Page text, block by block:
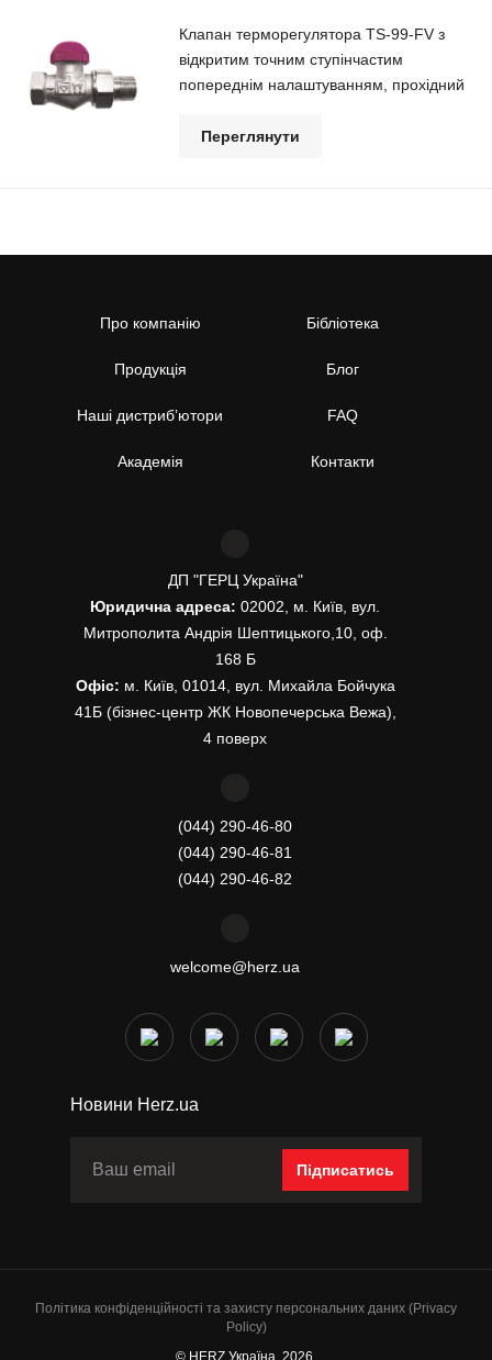
Клапан терморегулятора TS-99-FV з
відкритим точним ступінчастим
попереднім налаштуванням, прохідний
Переглянути
Про компанію
Продукція
Наші дистриб’ютори
Академія
Бібліотека
Блог
FAQ
Контакти
ДП "ГЕРЦ Україна"
Юридична адреса: 02002, м. Київ, вул.
Митрополита Андрія Шептицького,10, оф.
168 Б
Офіс: м. Київ, 01014, вул. Михайла Бойчука
41Б (бізнес-центр ЖК Новопечерська Вежа),
4 поверх
(044) 290-46-80
(044) 290-46-81
(044) 290-46-82
welcome@herz.ua
Новини Herz.ua
Підписатись
Політика конфіденційності та захисту персональних даних (Privacy
Policy)
© HERZ Україна, 2026.